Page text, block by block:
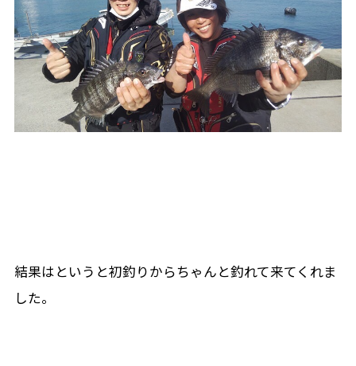
結果はというと初釣りからちゃんと釣れて来てくれま
した。